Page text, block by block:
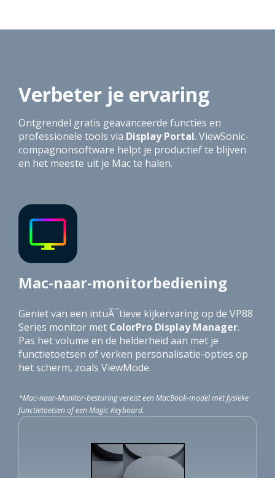
Verbeter je ervaring
Ontgrendel gratis geavanceerde functies en
professionele tools via Display Portal. ViewSonic-
compagnonsoftware helpt je productief te blijven
en het meeste uit je Mac te halen.
Mac-naar-monitorbediening
Geniet van een intuÃ¯tieve kijkervaring op de VP88
Series monitor met ColorPro Display Manager.
Pas het volume en de helderheid aan met je
functietoetsen of verken personalisatie-opties op
het scherm, zoals ViewMode.
*Mac-naar-Monitor-besturing vereist een MacBook-model met fysieke
functietoetsen of een Magic Keyboard.